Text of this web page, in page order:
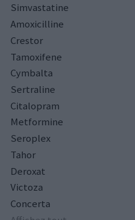
Simvastatine
Amoxicilline
Crestor
Tamoxifene
Cymbalta
Sertraline
Citalopram
Metformine
Seroplex
Tahor
Deroxat
Victoza
Concerta